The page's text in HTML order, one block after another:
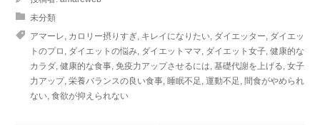
未分類
アマーレ, カロリー摂りすぎ, キレイになりたい, ダイエッター, ダイエッ
トのプロ , ダイエットの悩み, ダイエットママ, ダイエット女子, 健康的な
カラダ, 健康的な食事, 免疫力アップさせるには, 基礎代謝を上げる, 女子
力アップ, 栄養バランスの良い食事, 睡眠不足 , 運動不足 , 間食がやめられ
ない, 食欲が抑えられない